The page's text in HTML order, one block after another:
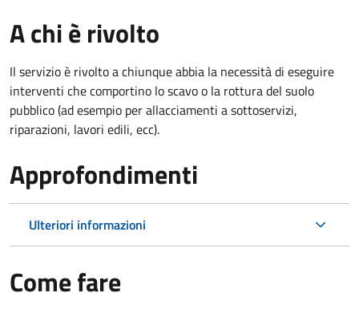
A chi è rivolto
Il servizio è rivolto a chiunque abbia la necessità di eseguire
interventi che comportino lo scavo o la rottura del suolo
pubblico (ad esempio per allacciamenti a sottoservizi,
riparazioni, lavori edili, ecc).
Approfondimenti
Ulteriori informazioni
Come fare